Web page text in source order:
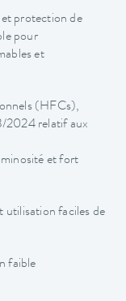
protection de
pour
et
(HFCs),
2024 relatif aux
et fort
utilisation faciles de
faible